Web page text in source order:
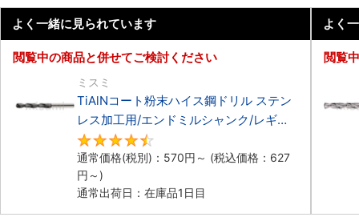
よく一緒に見られています
閲覧中の商品と併せてご検討ください
ミスミ
TiAlNコート粉末ハイス鋼ドリル ステン
レス加工用/エンドミルシャンク/レギュ
ラー
通常価格(税別)： 570円 ～ (税込価格： 627
円 ～)
通常出荷日：在庫品1日目
よく
閲覧